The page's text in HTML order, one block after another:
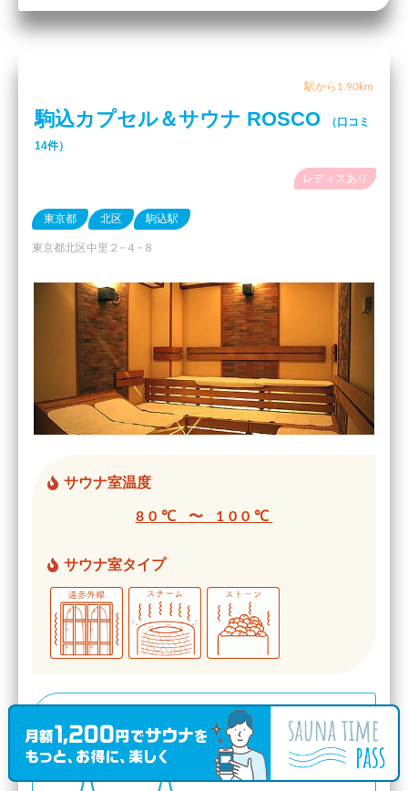
駅から1.90km
駒込カプセル＆サウナ ROSCO
（口コミ
14件）
レディスあり
東京都 北区 駒込駅
東京都北区中里２−４−８
サウナ室温度
80℃ 〜 100℃
サウナ室タイプ
水風呂の温度帯